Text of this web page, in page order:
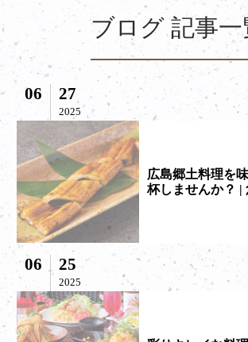
ブログ 記事一
06 27
2025
広島郷土料理を
杯しませんか？ |
06 25
2025